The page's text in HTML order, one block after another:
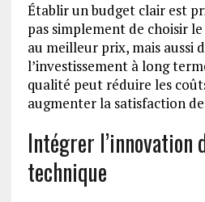
Établir un budget clair est
pas simplement de choisir
au meilleur prix, mais aussi
l’investissement à long
qualité peut réduire les
augmenter la satisfaction
Intégrer l’innovation
technique